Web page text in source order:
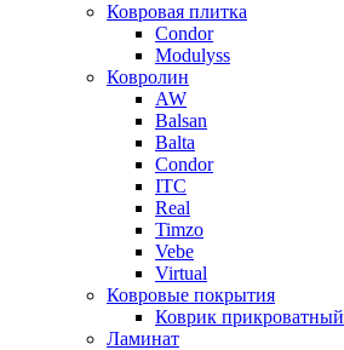
Ковровая плитка
Condor
Modulyss
Ковролин
AW
Balsan
Balta
Condor
ITC
Real
Timzo
Vebe
Virtual
Ковровые покрытия
Коврик прикроватный
Ламинат